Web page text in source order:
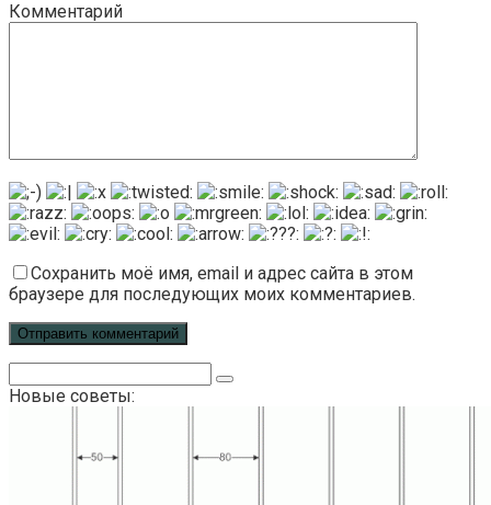
Комментарий
Сохранить моё имя, email и адрес сайта в этом
браузере для последующих моих комментариев.
Новые советы: